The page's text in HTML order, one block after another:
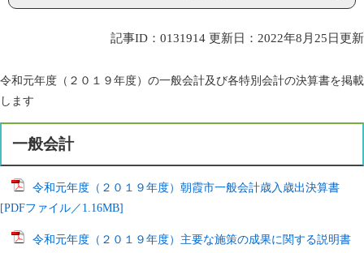
記事ID：0131914 更新日：2022年8月25日更新
令和元年度（２０１９年度）の一般会計及び各特別会計の決算書を掲載
します
一般会計
令和元年度（２０１９年度）朝霞市一般会計歳入歳出決算書
[PDFファイル／1.16MB]
令和元年度（２０１９年度）主要な施策の成果に関する説明書